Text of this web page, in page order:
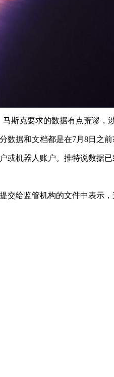
斯克要求的数据有点荒谬，
据和文档都是在7月8日之前
机器人账户。推特说数据已
给监管机构的文件中表示，